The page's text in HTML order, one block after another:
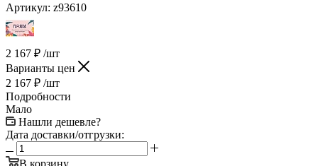
Артикул: z93610
2 167 ₽ /шт
Варианты цен
2 167 ₽ /шт
Подробности
Мало
Нашли дешевле?
Дата доставки/отгрузки:
В корзину